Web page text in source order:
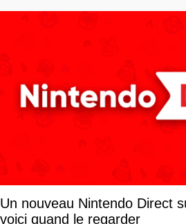
Un nouveau Nintendo Direct
voici quand le regarder